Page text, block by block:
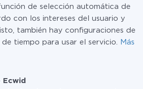
de selección automática de
con los intereses del usuario y
también hay configuraciones de
tiempo para usar el servicio.
Más
Ecwid